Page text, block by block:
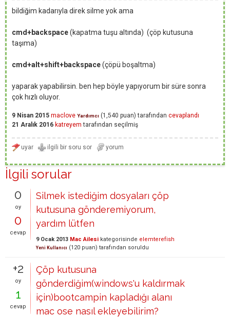
bildiğim kadarıyla direk silme yok ama
cmd+backspace(kapatma tuşu altında) (çöp kutusuna
taşıma)
cmd+alt+shift+backspace(çöpü boşaltma)
yaparak yapabilirsin. ben hep böyle yapıyorum bir süre sonra
çok hızlı oluyor.
9 Nisan 2015 maclove Yardımcı (1,540 puan) tarafından cevaplandı
21 Aralık 2016 katreyem tarafından seçilmiş
İlgili sorular
0
oy
0
cevap
Silmek istediğim dosyaları çöp
kutusuna gönderemiyorum,
yardım lütfen
9 Ocak 2013 Mac Ailesi kategorisinde elemterefish
Yeni Kullanıcı (120 puan) tarafından soruldu
+2
oy
1
cevap
Çöp kutusuna
gönderdiğim(windows'u kaldırmak
için)bootcampin kapladığı alanı
mac ose nasıl ekleyebilirim?